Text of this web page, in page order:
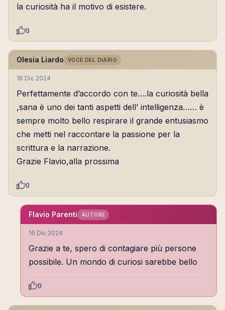
la curiosità ha il motivo di esistere.
0
Olesia Liardo VOCE DEL DIARIO
16 Dic 2024
Perfettamente d’accordo con te….la curiosità bella
,sana è uno dei tanti aspetti dell’ intelligenza…… è
sempre molto bello respirare il grande entusiasmo
che metti nel raccontare la passione per la
scrittura e la narrazione.
Grazie Flavio,alla prossima
0
Flavio Parenti AUTORE
16 Dic 2024
Grazie a te, spero di contagiare più persone
possibile. Un mondo di curiosi sarebbe bello
0